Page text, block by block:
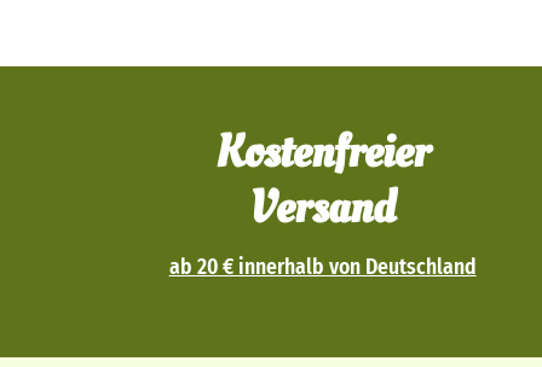
Kostenfreier
Versand
ab 20 € innerhalb von Deutschland